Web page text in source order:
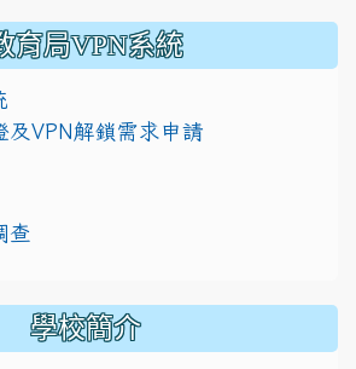
育局VPN系統
及VPN解鎖需求申請
查
學校簡介